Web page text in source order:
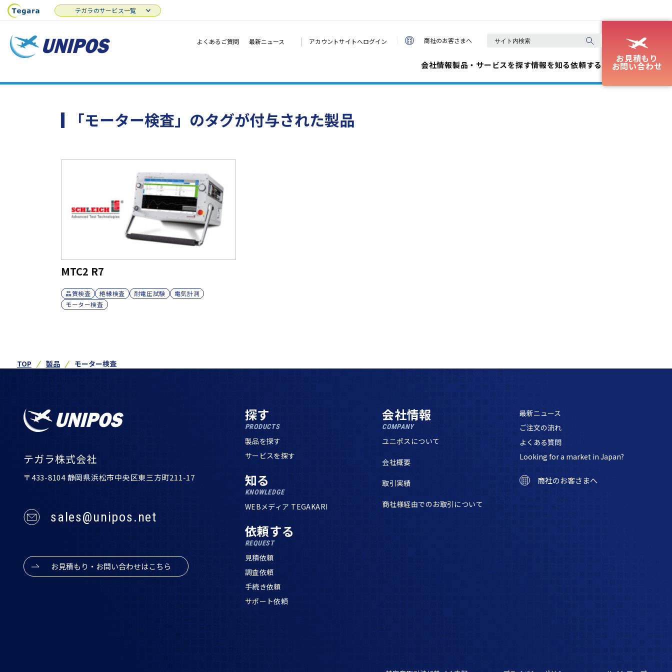
よくあるご質問 最新ニュース | アカウントサイトへログイン 商社のお客さまへ
会社情報製品・サービスを探す情報を知る依頼する
お見積もり
お問い合わせ
テガラのサービス一覧
「モーター検査」のタグが付与された製品
MTC2 R7
品質検査 絶縁検査 耐電圧試験
電気計測
モーター検査
TOP 製品 モーター検査
テガラ株式会社
〒433-8104 静岡県浜松市中央区東三方町211-17
sales@unipos.net
お見積もり・お問い合わせはこちら
探す
PRODUCTS
製品を探す
サービスを探す
知る
KNOWLEDGE
WEBメディア TEGAKARI
依頼する
REQUEST
見積依頼
調査依頼
手続き依頼
サポート依頼
会社情報
COMPANY
ユニポスについて
会社概要
取引実績
商社様経由でのお取引について
最新ニュース
ご注文の流れ
よくある質問
Looking for a market in Japan?
商社のお客さまへ